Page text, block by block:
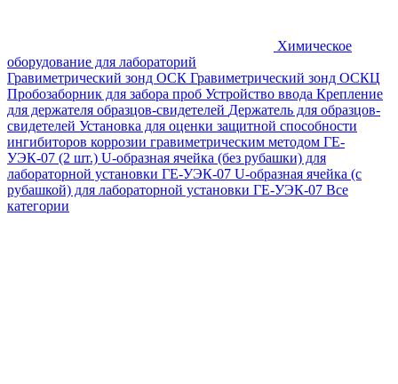
Химическое
оборудование для лабораторий
Гравиметрический зонд ОСК Гравиметрический зонд ОСКЦ
Пробозаборник для забора проб Устройство ввода Крепление
для держателя образцов-свидетелей Держатель для образцов-
свидетелей Установка для оценки защитной способности
ингибиторов коррозии гравиметрическим методом ГЕ-
УЭК-07 (2 шт.) U-образная ячейка (без рубашки) для
лабораторной установки ГЕ-УЭК-07 U-образная ячейка (с
рубашкой) для лабораторной установки ГЕ-УЭК-07 Все
категории